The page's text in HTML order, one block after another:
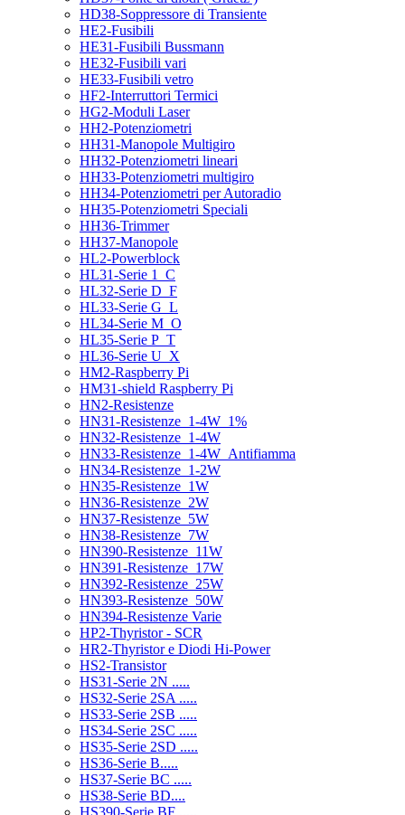
HD38-Soppressore di Transiente
HE2-Fusibili
HE31-Fusibili Bussmann
HE32-Fusibili vari
HE33-Fusibili vetro
HF2-Interruttori Termici
HG2-Moduli Laser
HH2-Potenziometri
HH31-Manopole Multigiro
HH32-Potenziometri lineari
HH33-Potenziometri multigiro
HH34-Potenziometri per Autoradio
HH35-Potenziometri Speciali
HH36-Trimmer
HH37-Manopole
HL2-Powerblock
HL31-Serie 1_C
HL32-Serie D_F
HL33-Serie G_L
HL34-Serie M_O
HL35-Serie P_T
HL36-Serie U_X
HM2-Raspberry Pi
HM31-shield Raspberry Pi
HN2-Resistenze
HN31-Resistenze_1-4W_1%
HN32-Resistenze_1-4W
HN33-Resistenze_1-4W_Antifiamma
HN34-Resistenze_1-2W
HN35-Resistenze_1W
HN36-Resistenze_2W
HN37-Resistenze_5W
HN38-Resistenze_7W
HN390-Resistenze_11W
HN391-Resistenze_17W
HN392-Resistenze_25W
HN393-Resistenze_50W
HN394-Resistenze Varie
HP2-Thyristor - SCR
HR2-Thyristor e Diodi Hi-Power
HS2-Transistor
HS31-Serie 2N .....
HS32-Serie 2SA .....
HS33-Serie 2SB .....
HS34-Serie 2SC .....
HS35-Serie 2SD .....
HS36-Serie B.....
HS37-Serie BC .....
HS38-Serie BD....
HS390-Serie BF .....